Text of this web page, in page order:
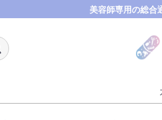
美容師専用の総合